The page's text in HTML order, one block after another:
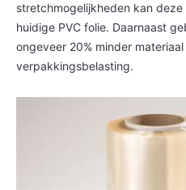
stretchmogelijkheden kan
huidige PVC folie. Daarnaast
ongeveer 20% minder
verpakkingsbelasting.